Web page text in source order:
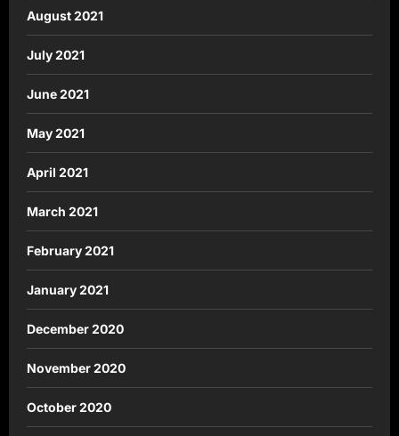
August 2021
July 2021
June 2021
May 2021
April 2021
March 2021
February 2021
January 2021
December 2020
November 2020
October 2020